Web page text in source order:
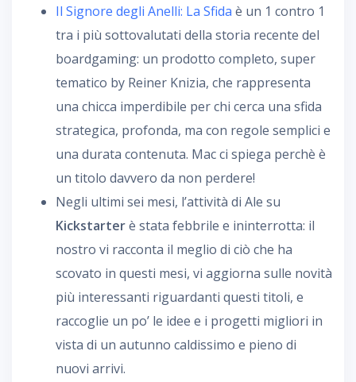
Il Signore degli Anelli: La Sfida è un 1 contro 1
tra i più sottovalutati della storia recente del
boardgaming: un prodotto completo, super
tematico by Reiner Knizia, che rappresenta
una chicca imperdibile per chi cerca una sfida
strategica, profonda, ma con regole semplici e
una durata contenuta. Mac ci spiega perchè è
un titolo davvero da non perdere!
Negli ultimi sei mesi, l’attività di Ale su
Kickstarterè stata febbrile e ininterrotta: il
nostro vi racconta il meglio di ciò che ha
scovato in questi mesi, vi aggiorna sulle novità
più interessanti riguardanti questi titoli, e
raccoglie un po’ le idee e i progetti migliori in
vista di un autunno caldissimo e pieno di
nuovi arrivi.